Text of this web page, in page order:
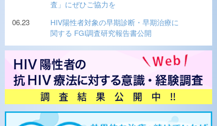
査」にぜひご協力を
06.23
HIV陽性者対象の早期診断・早期治療に
関する FGI調査研究報告書公開